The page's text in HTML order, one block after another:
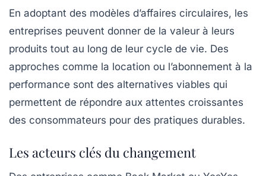
En adoptant des modèles d’affaires circulaires, les
entreprises peuvent donner de la valeur à leurs
produits tout au long de leur cycle de vie. Des
approches comme la location ou l’abonnement à la
performance sont des alternatives viables qui
permettent de répondre aux attentes croissantes
des consommateurs pour des pratiques durables.
Les acteurs clés du changement